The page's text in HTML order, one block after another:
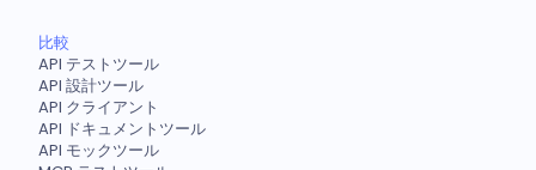
比較
API テストツール
API 設計ツール
API クライアント
API ドキュメントツール
API モックツール